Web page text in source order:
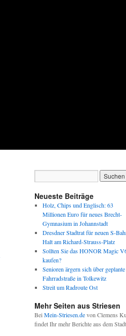
Neueste Beiträge
Holz, Chips und Englisch: 63
Millionen Euro für neues Brecht-
Gymnasium in Johannstadt
Dresdner Stadtrat für neuen S-
Halt am Richard-Strauss-Platz
Sollten Sie das HONOR Magic
kaufen?
Senioren ärgern sich über geplante
Fahrradstraße in Tolkewitz
Streit um Radroute Ost
Mehr Seiten aus Striesen
Bei Mein-Striesen.devon Clemens
findet Ihr mehr Berichte aus dem